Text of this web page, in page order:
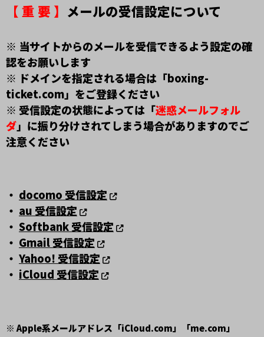
【 重 要 】 メールの受信設定について
※ 当サイトからのメールを受信できるよう設定の確
認をお願いします
※ ドメインを指定される場合は「boxing-
ticket.com」をご登録ください
※ 受信設定の状態によっては「迷惑メールフォル
ダ」に振り分けされてしまう場合がありますのでご
注意ください
・ docomo 受信設定
・ au 受信設定
・ Softbank 受信設定
・ Gmail 受信設定
・ Yahoo! 受信設定
・ iCloud 受信設定
※ Apple系メールアドレス「iCloud.com」「me.com」